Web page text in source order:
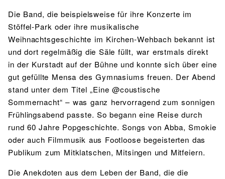
Die Band, die beispielsweise für ihre Konzerte im
Stöffel-Park oder ihre musikalische
Weihnachtsgeschichte im Kirchen-Wehbach bekannt ist
und dort regelmäßig die Säle füllt, war erstmals direkt
in der Kurstadt auf der Bühne und konnte sich über eine
gut gefüllte Mensa des Gymnasiums freuen. Der Abend
stand unter dem Titel „Eine @coustische
Sommernacht“ – was ganz hervorragend zum sonnigen
Frühlingsabend passte. So begann eine Reise durch
rund 60 Jahre Popgeschichte. Songs von Abba, Smokie
oder auch Filmmusik aus Footloose begeisterten das
Publikum zum Mitklatschen, Mitsingen und Mitfeiern.
Die Anekdoten aus dem Leben der Band, die die